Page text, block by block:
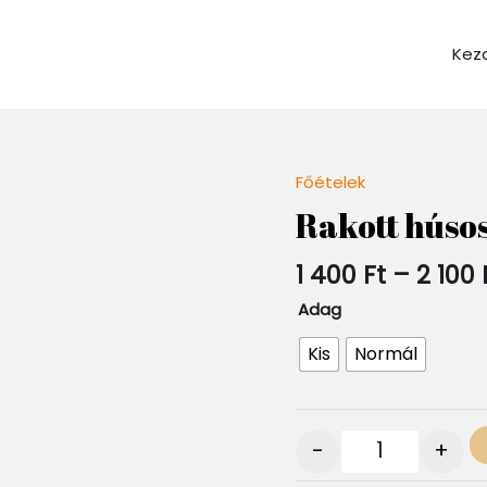
Főételek
Rakott
1 400 Ft – 2 100
Adag
Kis Normál
- +